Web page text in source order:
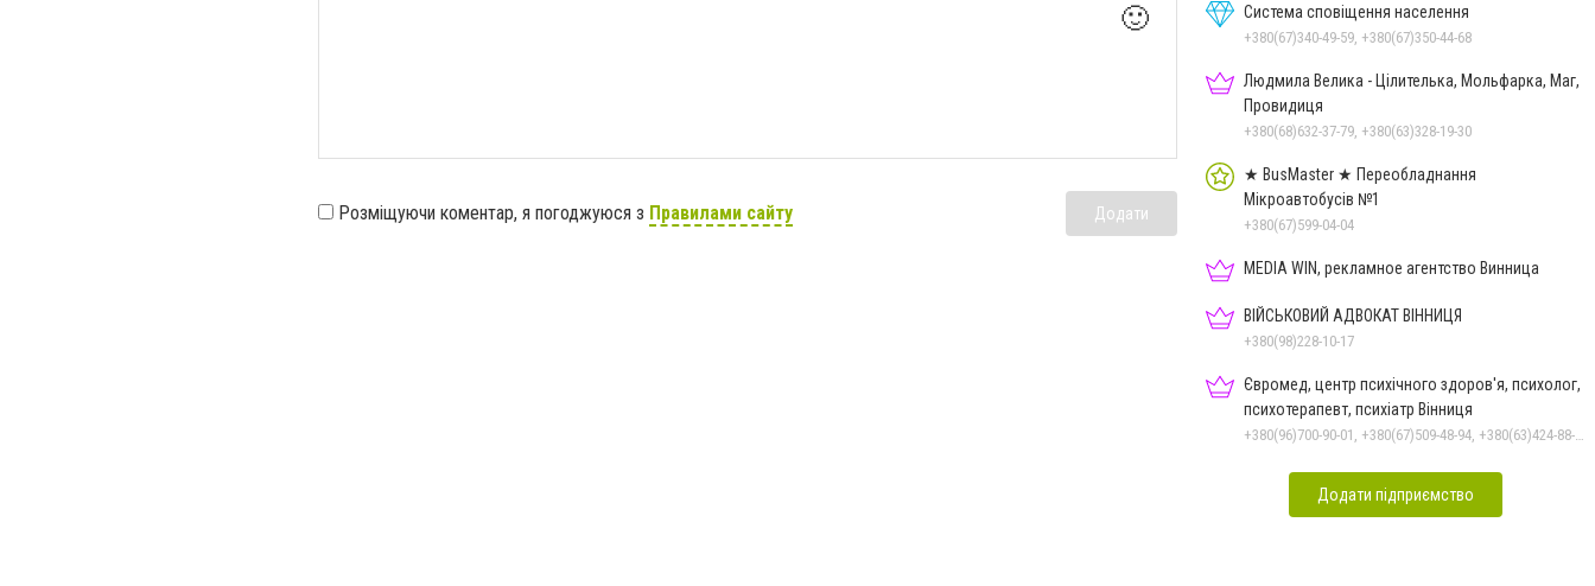
🙂
Розміщуючи коментар, я погоджуюся з Правилами сайту Додати
Система сповіщення населення
+380(67)340-49-59, +380(67)350-44-68
Людмила Велика - Цілителька, Мольфарка, Маг,
Провидиця
+380(68)632-37-79, +380(63)328-19-30
★ BusMaster ★ Переобладнання
Мікроавтобусів №1
+380(67)599-04-04
MEDIA WIN, рекламное агентство Винница
ВІЙСЬКОВИЙ АДВОКАТ ВІННИЦЯ
+380(98)228-10-17
Євромед, центр психічного здоров'я, психолог,
психотерапевт, психіатр Вінниця
+380(96)700-90-01, +380(67)509-48-94, +380(63)424-88-30
Додати підприємство